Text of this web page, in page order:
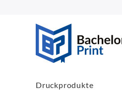
Druckprodukte